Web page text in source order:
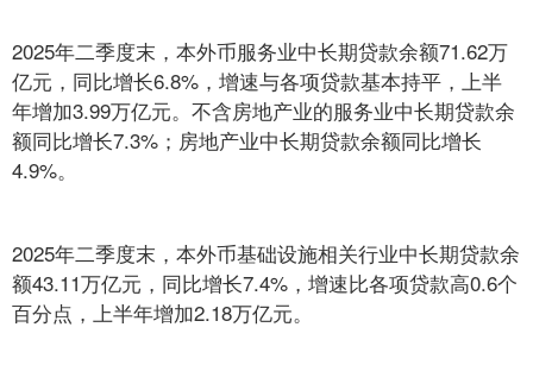
2025年二季度末，本外币服务业中长期贷款余额71.62万
亿元，同比增长6.8%，增速与各项贷款基本持平，上半
年增加3.99万亿元。不含房地产业的服务业中长期贷款余
额同比增长7.3%；房地产业中长期贷款余额同比增长
4.9%。
2025年二季度末，本外币基础设施相关行业中长期贷款余
额43.11万亿元，同比增长7.4%，增速比各项贷款高0.6个
百分点，上半年增加2.18万亿元。